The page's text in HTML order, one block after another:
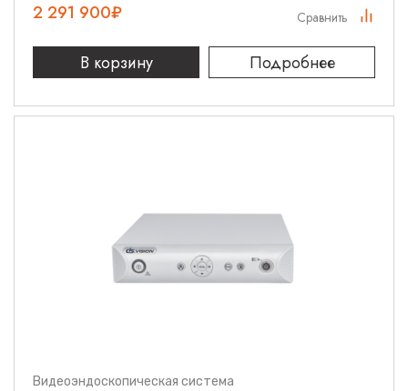
2 291 900₽
В корзину Подробнее
Сравнить
Видеоэндоскопическая система